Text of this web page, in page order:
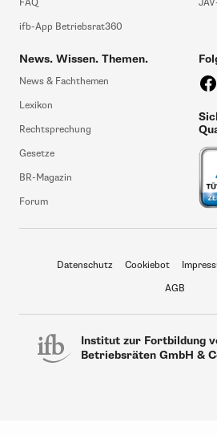
FAQ
ifb-App Betriebsrat360
News. Wissen. Themen.
News & Fachthemen
Lexikon
Rechtsprechung
Gesetze
BR-Magazin
Forum
Institut zur Fortbildung
Betriebsräten GmbH &
Datenschutz Cookiebot
AGB